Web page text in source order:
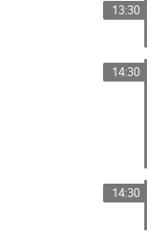
13:30
14:30
14:30